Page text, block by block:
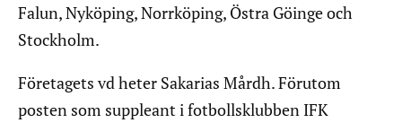
Falun, Nyköping, Norrköping, Östra Göinge och
Stockholm.
Företagets vd heter Sakarias Mårdh. Förutom
posten som suppleant i fotbollsklubben IFK